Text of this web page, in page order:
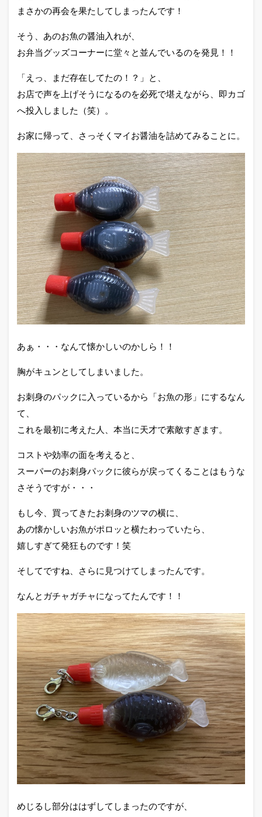
まさかの再会を果たしてしまったんです！
そう、あのお魚の醤油入れが、
お弁当グッズコーナーに堂々と並んでいるのを発見！！
「えっ、まだ存在してたの！？」と、
お店で声を上げそうになるのを必死で堪えながら、即カゴ
へ投入しました（笑）。
お家に帰って、さっそくマイお醤油を詰めてみることに。
あぁ・・・なんて懐かしいのかしら！！
胸がキュンとしてしまいました。
お刺身のパックに入っているから「お魚の形」にするなん
て、
これを最初に考えた人、本当に天才で素敵すぎます。
コストや効率の面を考えると、
スーパーのお刺身パックに彼らが戻ってくることはもうな
さそうですが・・・
もし今、買ってきたお刺身のツマの横に、
あの懐かしいお魚がポロッと横たわっていたら、
嬉しすぎて発狂ものです！笑
そしてですね、さらに見つけてしまったんです。
なんとガチャガチャになってたんです！！
めじるし部分ははずしてしまったのですが、